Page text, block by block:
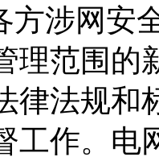
方涉网
理范围的
律法规和
工作。电